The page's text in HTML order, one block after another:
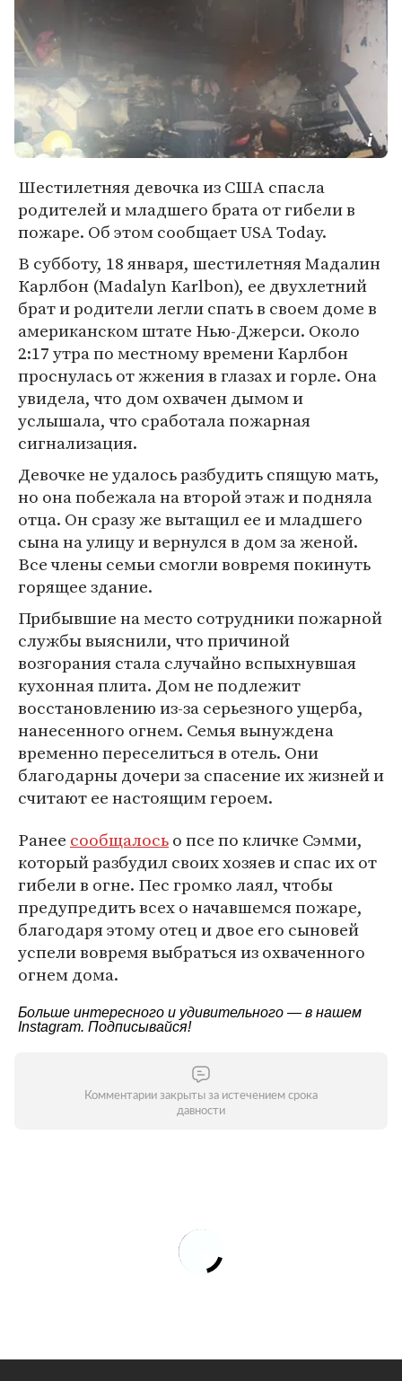
Шестилетняя девочка из США спасла
родителей и младшего брата от гибели в
пожаре. Об этом сообщает USA Today.
В субботу, 18 января, шестилетняя Мадалин
Карлбон (Madalyn Karlbon), ее двухлетний
брат и родители легли спать в своем доме в
американском штате Нью-Джерси. Около
2:17 утра по местному времени Карлбон
проснулась от жжения в глазах и горле. Она
увидела, что дом охвачен дымом и
услышала, что сработала пожарная
сигнализация.
Девочке не удалось разбудить спящую мать,
но она побежала на второй этаж и подняла
отца. Он сразу же вытащил ее и младшего
сына на улицу и вернулся в дом за женой.
Все члены семьи смогли вовремя покинуть
горящее здание.
Прибывшие на место сотрудники пожарной
службы выяснили, что причиной
возгорания стала случайно вспыхнувшая
кухонная плита. Дом не подлежит
восстановлению из-за серьезного ущерба,
нанесенного огнем. Семья вынуждена
временно переселиться в отель. Они
благодарны дочери за спасение их жизней и
считают ее настоящим героем.
Ранее сообщалосьо псе по кличке Сэмми,
который разбудил своих хозяев и спас их от
гибели в огне. Пес громко лаял, чтобы
предупредить всех о начавшемся пожаре,
благодаря этому отец и двое его сыновей
успели вовремя выбраться из охваченного
огнем дома.
Больше интересного и удивительного — в нашем
Instagram. Подписывайся!
Комментарии закрыты за истечением срока
давности